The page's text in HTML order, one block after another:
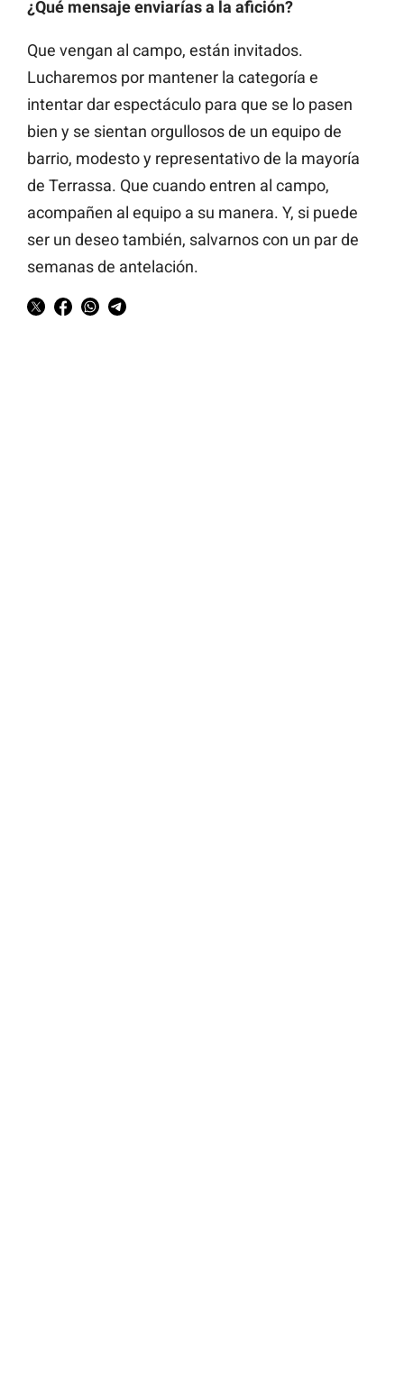
¿Qué mensaje enviarías a la afición?
Que vengan al campo, están invitados.
Lucharemos por mantener la categoría e
intentar dar espectáculo para que se lo pasen
bien y se sientan orgullosos de un equipo de
barrio, modesto y representativo de la mayoría
de Terrassa. Que cuando entren al campo,
acompañen al equipo a su manera. Y, si puede
ser un deseo también, salvarnos con un par de
semanas de antelación.